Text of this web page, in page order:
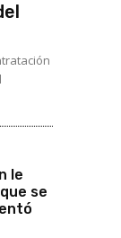
le
se